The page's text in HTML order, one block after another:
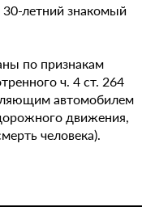
летний знакомый
по признакам
ч. 4 ст. 264
автомобилем
движения,
человека).